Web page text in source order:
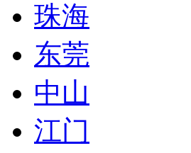
珠海
东莞
中山
江门